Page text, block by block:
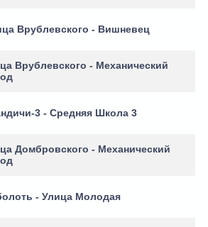
Врублевского - Вишневец
Врублевского - Механический
3 - Средняя Школа 3
Домбровского - Механический
- Улица Молодая